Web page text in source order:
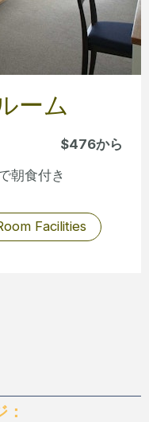
ム
$476から
付き
Facilities